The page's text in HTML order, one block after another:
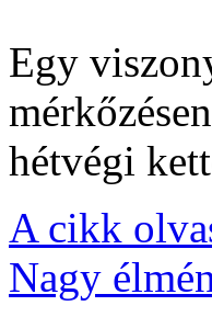
Egy
hétvégi
A cikk
Nagy